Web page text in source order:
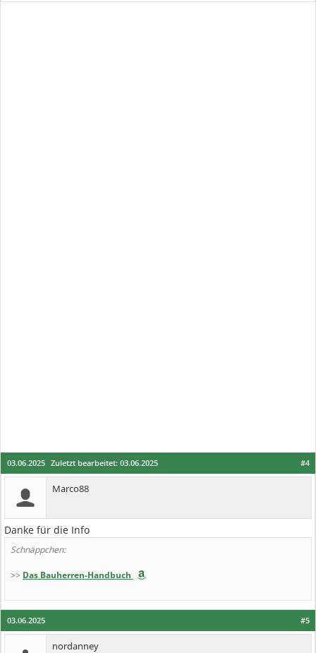
#4
03.06.2025 Zuletzt bearbeitet: 03.06.2025
Marco88
Danke für die Info
Schnäppchen:
>> Das Bauherren-Handbuch
#5
03.06.2025
nordanney